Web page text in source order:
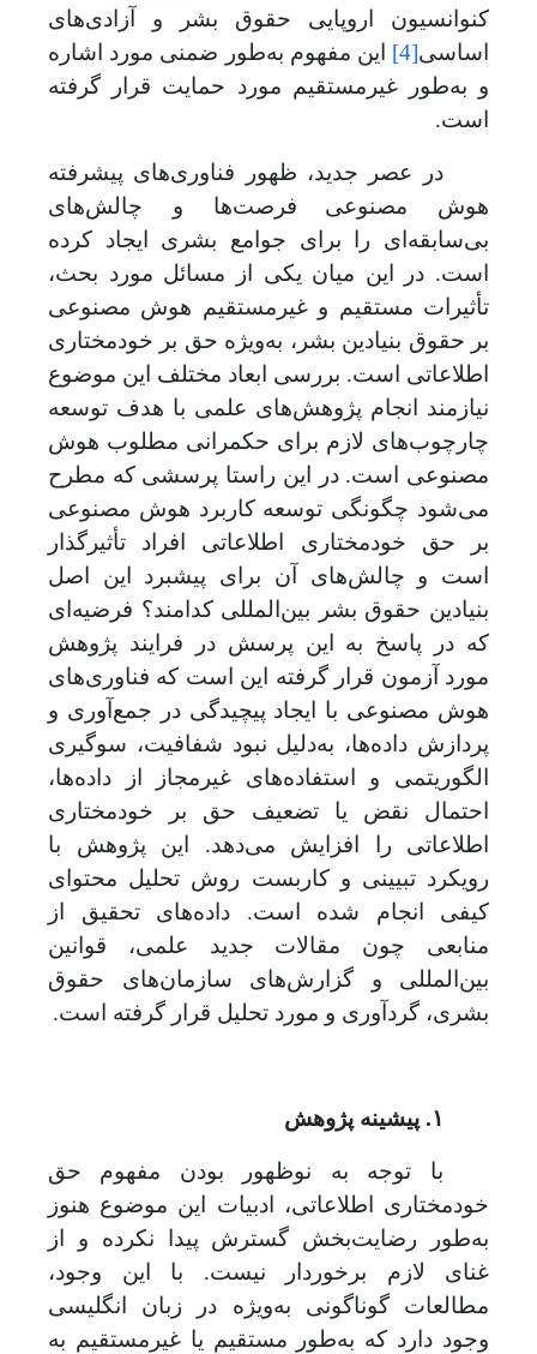
کنوانسیون اروپایی حقوق بشر و آزادیهای
اساسی[4] این مفهوم به‌طور ضمنی مورد اشاره
و به‌طور غیرمستقیم مورد حمایت قرار گرفته
است.
در عصر جدید، ظهور فناوری‌های پیشرفته
هوش مصنوعی
فرصت‌ها و چالش‌های
بی‌سابقه‌ای را برای جوامع بشری ایجاد کرده
است. در این میان یکی از مسائل مورد بحث،
تأثیرات مستقیم و غیرمستقیم هوش مصنوعی
بر حقوق بنیادین بشر، به‌ویژه حق بر خودمختاری
اطلاعاتی است. بررسی ابعاد مختلف این موضوع
نیازمند انجام پژوهشهای علمی با هدف توسعه
چارچوبهای لازم برای حکمرانی مطلوب هوش
مصنوعی است. در این راستا پرسشی که مطرح
میشود چگونگی توسعه کاربرد هوش مصنوعی
بر حق خودمختاری اطلاعاتی افراد تأثیرگذار
است و چالش‌های آن برای پیشبرد این اصل
بنیادین حقوق بشر بین المللی کدامند؟ فرضیه ای
که در پاسخ به این پرسش در فرایند پژوهش
مورد آزمون قرار گرفته این است که فناوری‌های
هوش مصنوعی با ایجاد پیچیدگی در جمع‌آوری و
پردازش داده‌ها، بهدلیل نبود شفافیت، سوگیری
الگوریتمی و استفاده‌های غیرمجاز از داده‌ها،
احتمال نقض یا تضعیف حق بر خودمختاری
اطلاعاتی را افزایش میدهد. این پژوهش با
رویکرد تبیینی و کاربست روش تحلیل محتوای
کیفی انجام شده است. داده‌های تحقیق از
منابعی چون مقالات جدید علمی، قوانین
بین‌المللی و گزارش‌های سازمان‌های حقوق
بشری، گردآوری و مورد تحلیل قرار گرفته است.
۱. پیشینه پژوهش
با توجه به نوظهور بودن مفهوم حق
خودمختاری اطلاعاتی، ادبیات این موضوع هنوز
به‌طور رضایتبخش گسترش پیدا نکرده و از
غنای لازم برخوردار نیست. با این وجود،
مطالعات گوناگونی به‌ویژه در زبان انگلیسی
وجود دارد که به‌طور مستقیم یا غیرمستقیم به